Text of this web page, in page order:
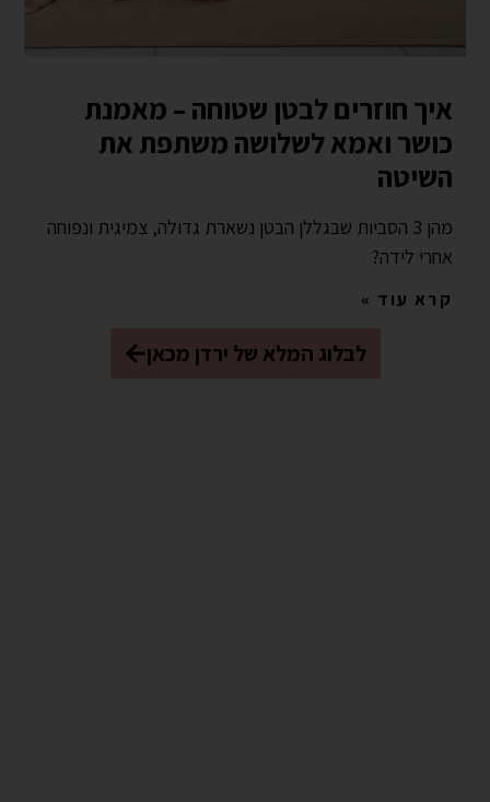
איך חוזרים לבטן שטוחה – מאמנת
כושר ואמא לשלושה משתפת את
השיטה
מהן 3 הסביות שבגללן הבטן נשארת גדולה, צמיגית ונפוחה
אחרי לידה?
קרא עוד »
לבלוג המלא של ירדן מכאן